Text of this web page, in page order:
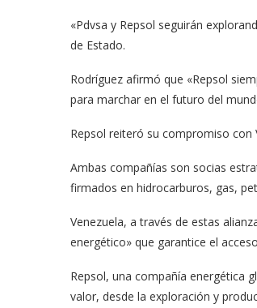
«Pdvsa y Repsol seguirán
de Estado.
Rodríguez afirmó que «Repsol
para marchar en el futuro del
Repsol reiteró su compromiso con
Ambas compañías son socias
firmados en hidrocarburos, gas,
Venezuela, a través de estas
energético» que garantice el
Repsol, una compañía energética
valor, desde la exploración y